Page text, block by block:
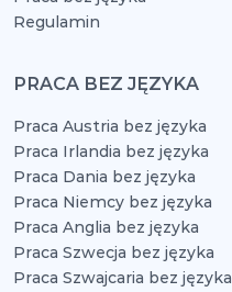
Regulamin
PRACA BEZ JĘZYKA
Praca Austria bez języka
Praca Irlandia bez języka
Praca Dania bez języka
Praca Niemcy bez języka
Praca Anglia bez języka
Praca Szwecja bez języka
Praca Szwajcaria bez języka